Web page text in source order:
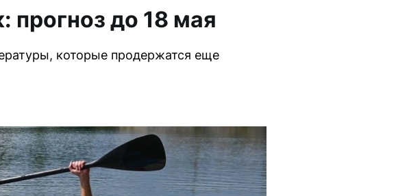
прогноз до 18 мая
которые продержатся еще